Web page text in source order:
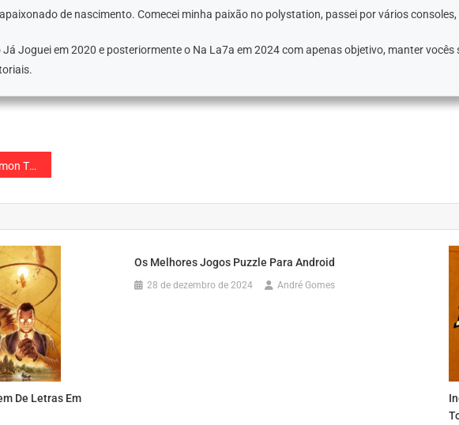
de nascimento. Comecei minha paixão no polystation, passei por vários consoles,
Joguei em 2020 e posteriormente o Na La7a em 2024 com apenas objetivo, manter
Pocket
De Letras Em
Os Melhores Jogos Puzzle Para Android
28 de dezembro de 2024 André Gomes